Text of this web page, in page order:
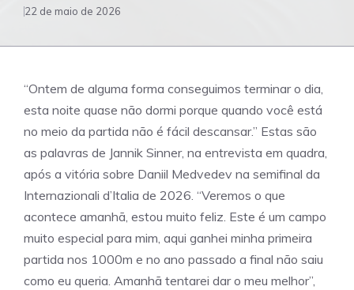
22 de maio de 2026
“Ontem de alguma forma conseguimos terminar o dia,
esta noite quase não dormi porque quando você está
no meio da partida não é fácil descansar.” Estas são
as palavras de Jannik Sinner, na entrevista em quadra,
após a vitória sobre Daniil Medvedev na semifinal da
Internazionali d’Italia de 2026. “Veremos o que
acontece amanhã, estou muito feliz. Este é um campo
muito especial para mim, aqui ganhei minha primeira
partida nos 1000m e no ano passado a final não saiu
como eu queria. Amanhã tentarei dar o meu melhor”,